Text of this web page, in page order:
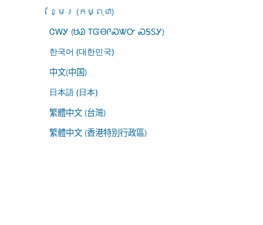
ខ្មែរ (កម្ពុជា)
ᏣᎳᎩ (ᏌᏊ ᎢᏳᎾᎵᏍᏔᏅ ᏍᎦᏚᎩ)
한국어 (대한민국)
中文(中国)
日本語 (日本)
繁體中文 (台灣)
繁體中文 (香港特別行政區)